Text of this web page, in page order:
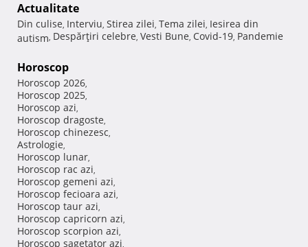
Actualitate
Din culise, Interviu, Stirea zilei, Tema zilei, Iesirea din
autism, Despărţiri celebre, Vesti Bune, Covid-19, Pandemie
Horoscop
Horoscop 2026,
Horoscop 2025,
Horoscop azi,
Horoscop dragoste,
Horoscop chinezesc,
Astrologie,
Horoscop lunar,
Horoscop rac azi,
Horoscop gemeni azi,
Horoscop fecioara azi,
Horoscop taur azi,
Horoscop capricorn azi,
Horoscop scorpion azi,
Horoscop sagetator azi,